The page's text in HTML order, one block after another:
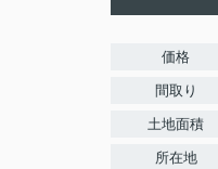
価格
間取り
土地面積
所在地